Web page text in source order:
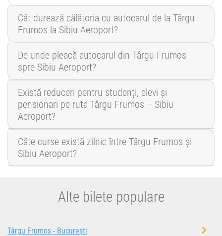
Cât durează călătoria cu autocarul de la Târgu
Frumos la Sibiu Aeroport?
De unde pleacă autocarul din Târgu Frumos
spre Sibiu Aeroport?
Există reduceri pentru studenți, elevi și
pensionari pe ruta Târgu Frumos – Sibiu
Aeroport?
Câte curse există zilnic între Târgu Frumos și
Sibiu Aeroport?
Alte bilete populare
Târgu Frumos - București